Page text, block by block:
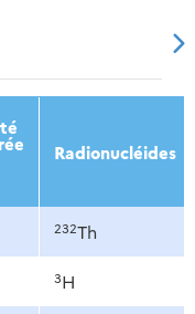
2016
Radionucléides
232Th
3H